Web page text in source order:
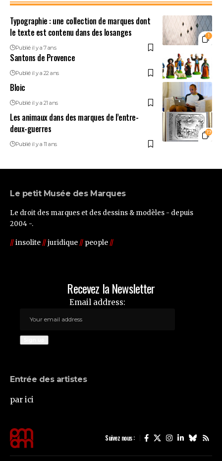
1
Typographie : une collection de marques dont
le texte est contenu dans des losanges
Publié il y a 7 ans
Santons de Provence
Publié il y a 22 ans
Bloic
Publié il y a 21 ans
19
Les animaux dans des marques de l’entre-
deux-guerres
Publié il y a 11 ans
Le petit Musée des Marques
Le droit des marques et des dessins & modèles - depuis
2004 -.
//insolite //juridique // people //
Recevez la Newsletter
Email address:
Entrée des artistes
par ici
Suivez nous :